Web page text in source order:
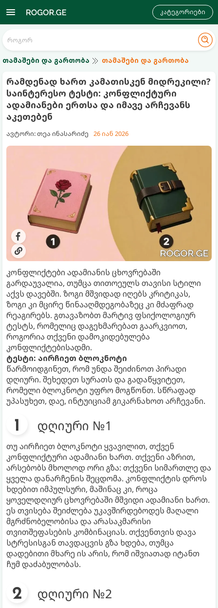
კატეგორიები
თამაშები და გართობა თამაშები და გართობა
რამდენად ხართ კამათისკენ მიდრეკილი?
საინტერესო ტესტი: კონფლიქტური
ადამიანები ერთსა და იმავე არჩევანს
აკეთებენ
ავტორი: თეა ინასარიძე 26 იან 2026
კონფლიქტები ადამიანის ცხოვრებაში
გარდაუვალია, თუმცა თითოეულს თავისი სტილი
აქვს დავებში. ზოგი მშვიდად იღებს კრიტიკას,
ზოგი კი მცირე წინააღმდეგობაზეც კი მძაფრად
რეაგირებს. გთავაზობთ მარტივ ფსიქოლოგიურ
ტესტს, რომელიც დაგეხმარებათ გაარკვიოთ,
როგორია თქვენი დამოკიდებულება
კონფლიქტებისადმი.
ტესტი: აირჩიეთ ბლოკნოტი
წარმოიდგინეთ, რომ უნდა შეიძინოთ პირადი
დღიური. შეხედეთ სურათს და გადაწყვიტეთ,
რომელი ბლოკნოტი უფრო მოგწონთ. სწრაფად
უპასუხეთ, დაე, ინტუიციამ გიკარნახოთ არჩევანი.
დღიური №1
თუ აირჩიეთ ბლოკნოტი ყვავილით, თქვენ
კონფლიქტური ადამიანი ხართ. თქვენი აზრით,
არსებობს მხოლოდ ორი გზა: თქვენი სიმართლე და
ყველა დანარჩენის შეცდომა. კონფლიქტის დროს
ხდებით იმპულსური, მაშინაც კი, როცა
ყოველდღიურ ცხოვრებაში მშვიდი ადამიანი ხართ.
ეს თვისება შეიძლება უკავშირდებოდეს მაღალი
მგრძნობელობისა და არასაკმარისი
თვითშეფასების კომბინაციას. თქვენთვის დავა
სტრესისგან თავდაცვის გზა ხდება, თუმცა
დადებითი მხარე ის არის, რომ იშვიათად იტანთ
ჩუმ დაძაბულობას.
დღიური №2